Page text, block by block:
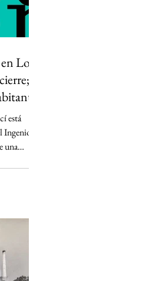
Los
está
Ingenio
una
aún
que los
ingenio-